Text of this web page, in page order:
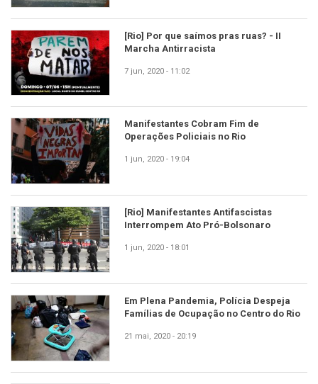
[Rio] Por que saímos pras ruas? - II
Marcha Antirracista
7 jun, 2020 - 11:02
Manifestantes Cobram Fim de
Operações Policiais no Rio
1 jun, 2020 - 19:04
[Rio] Manifestantes Antifascistas
Interrompem Ato Pró-Bolsonaro
1 jun, 2020 - 18:01
Em Plena Pandemia, Polícia Despeja
Famílias de Ocupação no Centro do Rio
21 mai, 2020 - 20:19